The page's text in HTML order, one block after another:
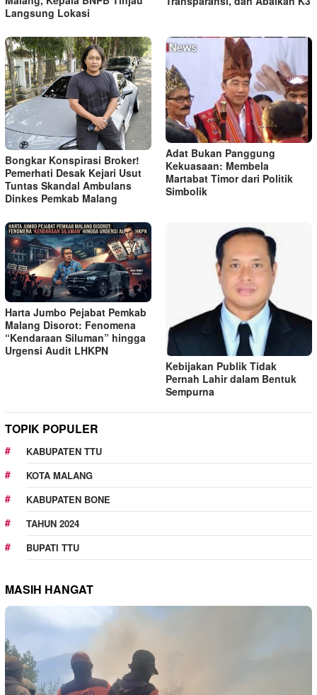
Langsung Lokasi
Bongkar Konspirasi Broker!
Pemerhati Desak Kejari Usut
Tuntas Skandal Ambulans
Dinkes Pemkab Malang
Adat Bukan Panggung
Kekuasaan: Membela
Martabat Timor dari Politik
Simbolik
Harta Jumbo Pejabat Pemkab
Malang Disorot: Fenomena
“Kendaraan Siluman” hingga
Urgensi Audit LHKPN
Kebijakan Publik Tidak
Pernah Lahir dalam Bentuk
Sempurna
TOPIK POPULER
KABUPATEN TTU
KOTA MALANG
KABUPATEN BONE
TAHUN 2024
BUPATI TTU
MASIH HANGAT